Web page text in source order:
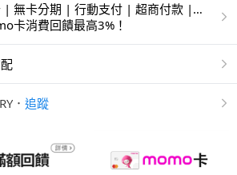
| 無卡分期 | 行動支付 | 超商付款 |
聯卡
卡消費回饋最高3%！
． 追蹤